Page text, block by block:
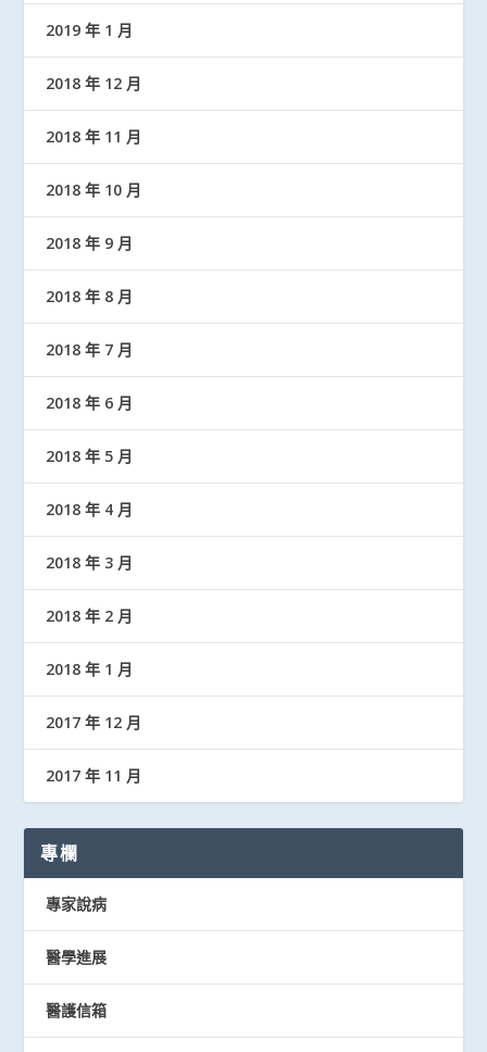
2019 年 1 月
2018 年 12 月
2018 年 11 月
2018 年 10 月
2018 年 9 月
2018 年 8 月
2018 年 7 月
2018 年 6 月
2018 年 5 月
2018 年 4 月
2018 年 3 月
2018 年 2 月
2018 年 1 月
2017 年 12 月
2017 年 11 月
專欄
專家說病
醫學進展
醫護信箱